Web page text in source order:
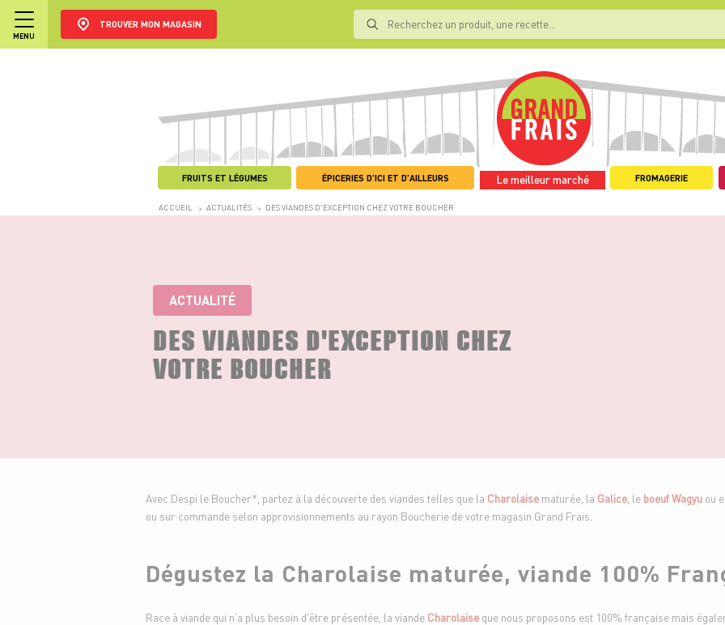
MENU
TROUVER MON MAGASIN
FRUITS ET LÉGUMES ÉPICERIES D'ICI ET D'AILLEURS Le meilleur marché FROMAGERIE
ACCUEIL > ACTUALITÉS > DES VIANDES D'EXCEPTION CHEZ VOTRE BOUCHER
ACTUALITÉ
DES VIANDES D'EXCEPTION CHEZ
VOTRE BOUCHER
Avec Despi le Boucher*, partez à la découverte des viandes telles que la Charolaise maturée, la Galice , le boeuf Wagyu ou
ou sur commande selon approvisionnements au rayon Boucherie de votre magasin Grand Frais.
Dégustez la Charolaise maturée, viande 100%
Race à viande qui n’a plus besoin d’être présentée, la viande Charolaise que nous proposons est 100% française mais